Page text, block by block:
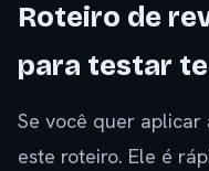
Roteiro de
para testar
Se você quer aplicar
este roteiro. Ele é